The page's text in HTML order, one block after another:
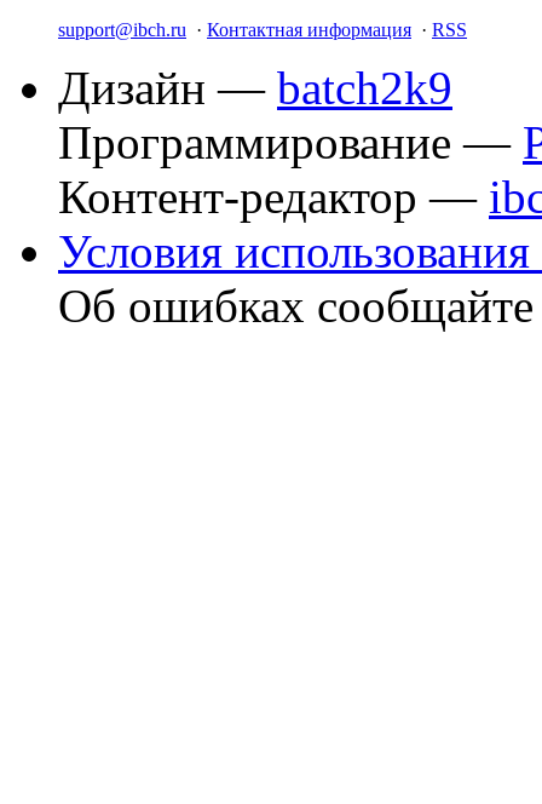
support@ibch.ru · Контактная информация · RSS
Дизайн — batch2k9
Программирование —
Контент-редактор —
Условия использования
Об ошибках